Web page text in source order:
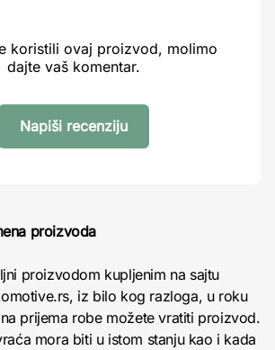
koristili ovaj proizvod, molimo
dajte vaš komentar.
Napiši recenziju
proizvoda
proizvodom kupljenim na sajtu
iz bilo kog razloga, u roku
prijema robe možete vratiti proizvod.
mora biti u istom stanju kao i kada